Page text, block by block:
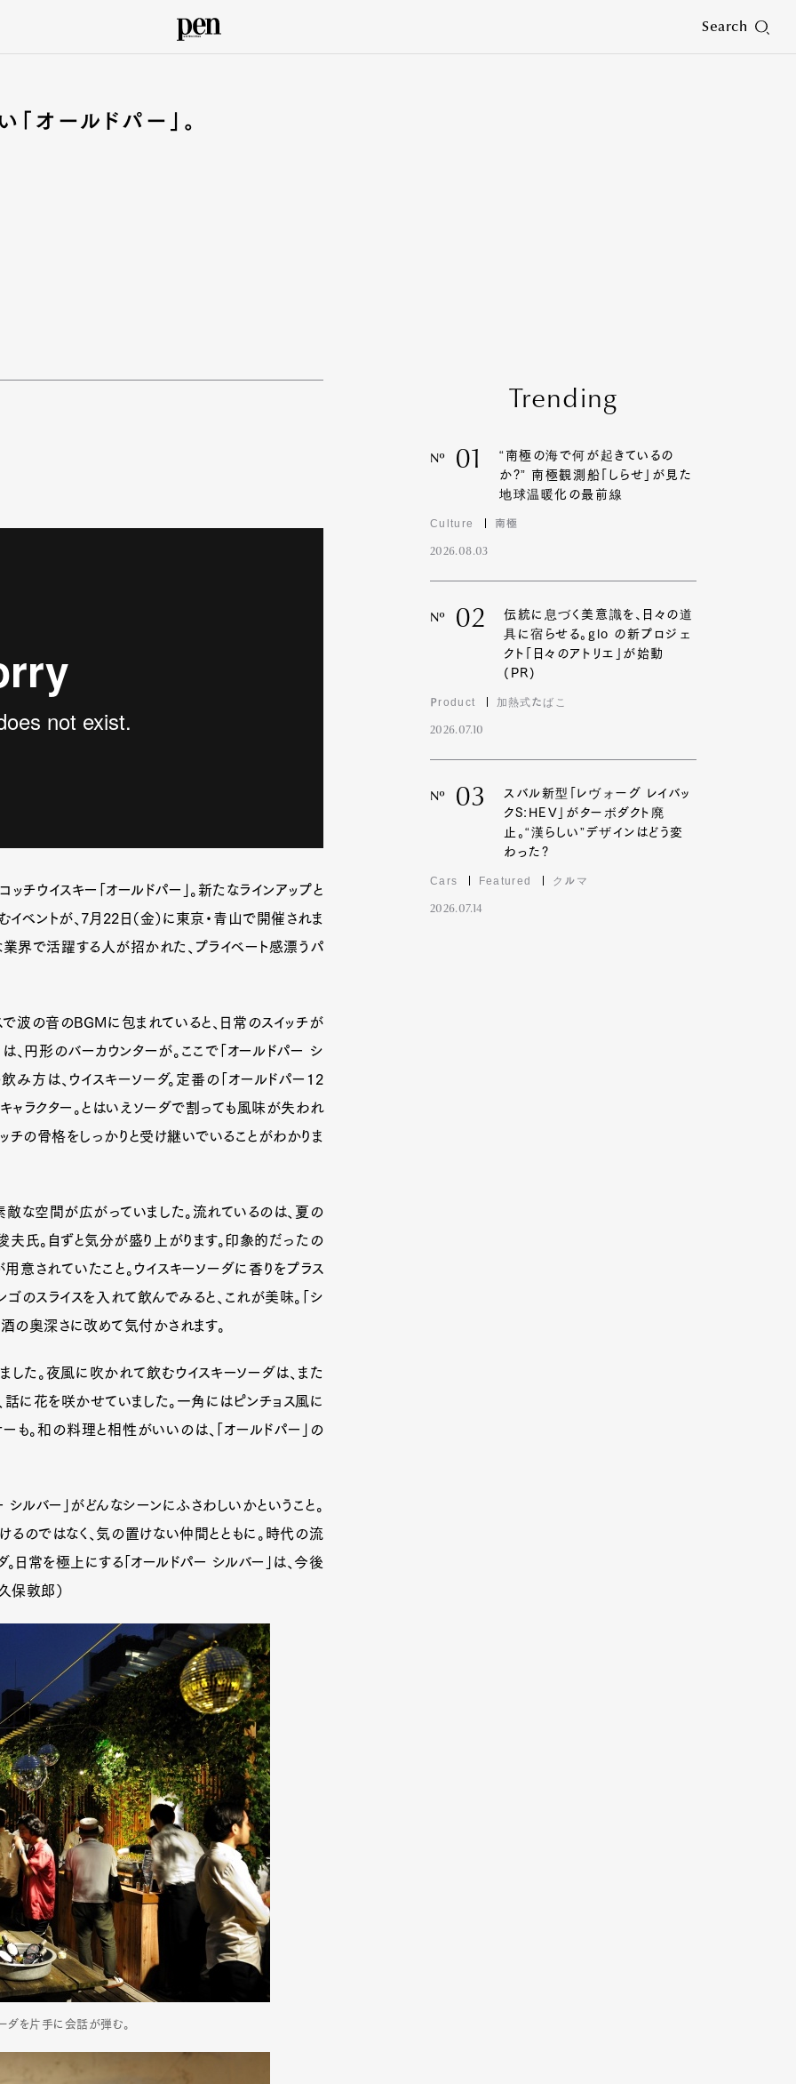
Search
Art&Design Watch
Fashion
Cars Product
Lifestyle
オールドパー」。
ウイスキー「オールドパー」。新たなラインアップと
ベントが、7月22日（金）に東京・青山で開催されま
界で活躍する人が招かれた、プライベート感漂うパ
で波の音のBGMに包まれていると、日常のスイッチが
、円形のバーカウンターが。ここで「オールドパー シ
み方は、ウイスキーソーダ。定番の「オールドパー12
キャラクター。とはいえソーダで割っても風味が失われ
チの骨格をしっかりと受け継いでいることがわかりま
な空間が広がっていました。流れているのは、夏の
氏。自ずと気分が盛り上がります。印象的だったの
意されていたこと。ウイスキーソーダに香りをプラス
ゴのスライスを入れて飲んでみると、これが美味。「シ
の奥深さに改めて気付かされます。
した。夜風に吹かれて飲むウイスキーソーダは、また
に花を咲かせていました。一角にはピンチョス風に
も。和の料理と相性がいいのは、「オールドパー」の
ルバー」がどんなシーンにふさわしいかということ。
るのではなく、気の置けない仲間とともに。時代の流
。日常を極上にする「オールドパー シルバー」は、今後
保敦郎）
ダを片手に会話が弾む。
Trending
Nº 01
“南極の海で何が起きているの
か?” 南極観測船「しらせ」が見た
地球温暖化の最前線
Culture 南極
2026.08.03
Nº 02
伝統に息づく美意識を、日々の道
具に宿らせる。glo の新プロジェ
クト「日々のアトリエ」が始動
(PR)
Product 加熱式たばこ
2026.07.10
Nº 03
スバル新型「レヴォーグ レイバッ
クS:HEV」がターボダクト廃
止。“漢らしい”デザインはどう変
わった?
Cars Featured クルマ
2026.07.14